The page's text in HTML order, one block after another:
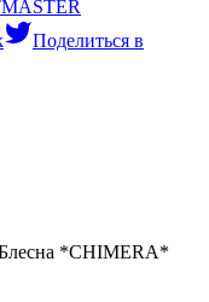
Поделиться в
*CHIMERA*